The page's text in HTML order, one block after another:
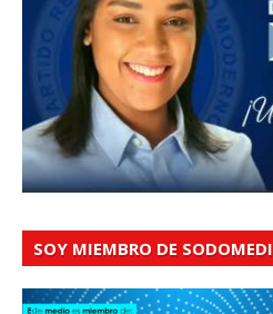
SOY MIEMBRO DE SODOMEDI